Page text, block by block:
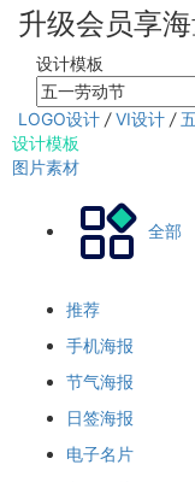
升级会员享
设计模板
LOGO设计 / VI设计 /
设计模板
图片素材
全部
推荐
手机海报
节气海报
日签海报
电子名片